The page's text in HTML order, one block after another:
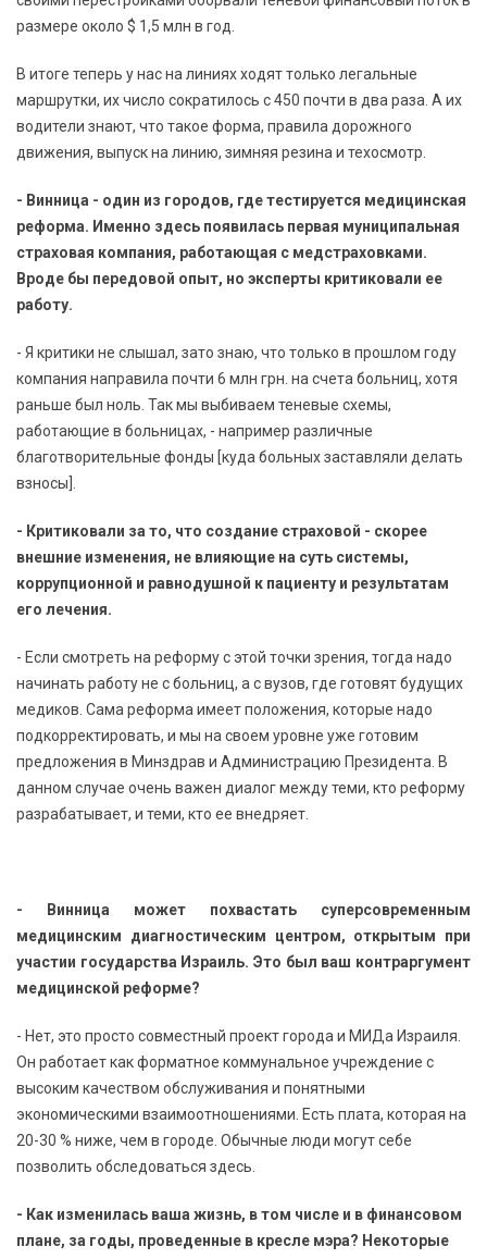
размере около $ 1,5 млн в год.
В итоге теперь у нас на линиях ходят только легальные
маршрутки, их число сократилось с 450 почти в два раза. А их
водители знают, что такое форма, правила дорожного
движения, выпуск на линию, зимняя резина и техосмотр.
- Винница - один из городов, где тестируется медицинская
реформа. Именно здесь появилась первая муниципальная
страховая компания, работающая с медстраховками.
Вроде бы передовой опыт, но эксперты критиковали ее
работу.
- Я критики не слышал, зато знаю, что только в прошлом году
компания направила почти 6 млн грн. на счета больниц, хотя
раньше был ноль. Так мы выбиваем теневые схемы,
работающие в больницах, - например различные
благотворительные фонды [куда больных заставляли делать
взносы].
- Критиковали за то, что создание страховой - скорее
внешние изменения, не влияющие на суть системы,
коррупционной и равнодушной к пациенту и результатам
его лечения.
- Если смотреть на реформу с этой точки зрения, тогда надо
начинать работу не с больниц, а с вузов, где готовят будущих
медиков. Сама реформа имеет положения, которые надо
подкорректировать, и мы на своем уровне уже готовим
предложения в Минздрав и Администрацию Президента. В
данном случае очень важен диалог между теми, кто реформу
разрабатывает, и теми, кто ее внедряет.
- Винница может похвастать суперсовременным
медицинским диагностическим центром, открытым при
участии государства Израиль. Это был ваш контраргумент
медицинской реформе?
- Нет, это просто совместный проект города и МИДа Израиля.
Он работает как форматное коммунальное учреждение с
высоким качеством обслуживания и понятными
экономическими взаимоотношениями. Есть плата, которая на
20-30 % ниже, чем в городе. Обычные люди могут себе
позволить обследоваться здесь.
- Как изменилась ваша жизнь, в том числе и в финансовом
плане, за годы, проведенные в кресле мэра? Некоторые